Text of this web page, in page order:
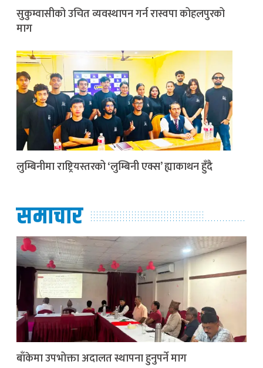
सुकुम्वासीको उचित व्यवस्थापन गर्न रास्वपा कोहलपुरको
माग
लुम्बिनीमा राष्ट्रियस्तरको ‘लुम्बिनी एक्स’ ह्याकाथन हुँदै
समाचार
बाँकेमा उपभोक्ता अदालत स्थापना हुनुपर्ने माग